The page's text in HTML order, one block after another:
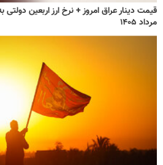
مرداد ۱۴۰۵